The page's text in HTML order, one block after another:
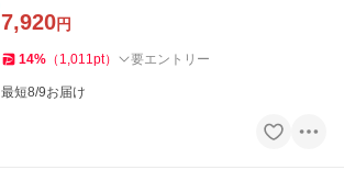
7,920円
14% （ 1,011pt） 要エントリー
最短8/9お届け